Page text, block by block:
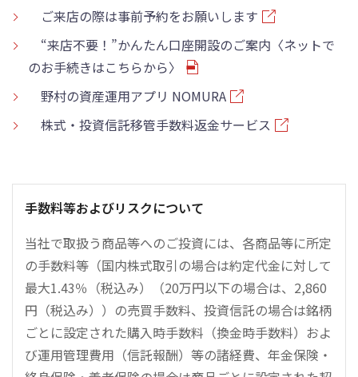
ご来店の際は事前予約をお願いします
“来店不要！”かんたん口座開設のご案内〈ネットで
のお手続きはこちらから〉
野村の資産運用アプリ NOMURA
株式・投資信託移管手数料返金サービス
手数料等およびリスクについて
当社で取扱う商品等へのご投資には、各商品等に所定
の手数料等（国内株式取引の場合は約定代金に対して
最大1.43％（税込み）（20万円以下の場合は、2,860
円（税込み））の売買手数料、投資信託の場合は銘柄
ごとに設定された購入時手数料（換金時手数料）およ
び運用管理費用（信託報酬）等の諸経費、年金保険・